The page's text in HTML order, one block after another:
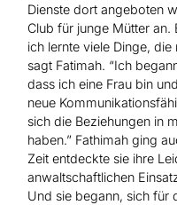
Dienste dort angeboten
Club für junge Mütter an.
ich lernte viele Dinge, die
sagt Fatimah. “Ich
dass ich eine Frau bin
neue
sich die Beziehungen in
haben.” Fathimah ging
Zeit entdeckte sie ihre
anwaltschaftlichen
Und sie begann, sich für